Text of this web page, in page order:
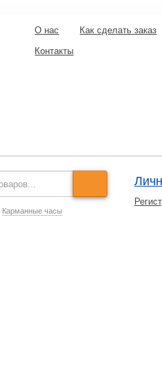
О нас Как сделать заказ
Контакты
Карманные часы